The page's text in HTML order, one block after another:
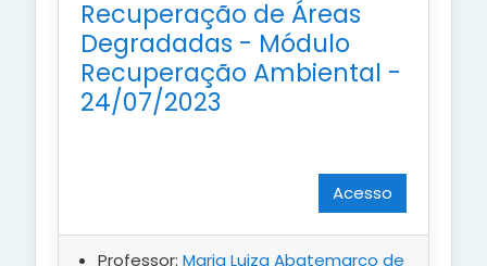
Recuperação de Áreas
Degradadas - Módulo
Recuperação Ambiental -
24/07/2023
Acesso
Professor: Maria Luiza Abatemarco de